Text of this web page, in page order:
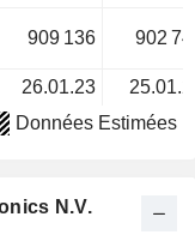
909 136 902
26.01.23
Données Estimées
N.V.